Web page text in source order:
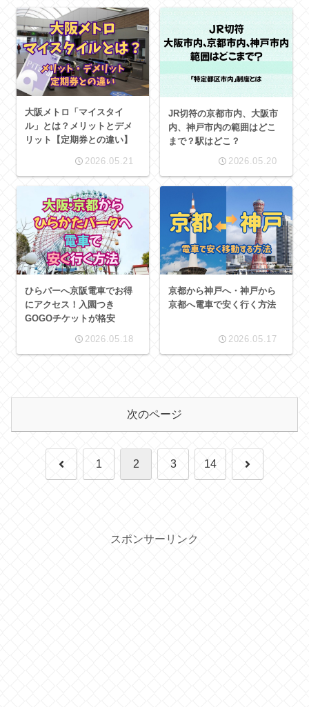
大阪メトロ「マイスタイ
ル」とは？メリットとデメ
リット【定期券との違い】
2026.05.21
JR切符の京都市内、大阪市
内、神戸市内の範囲はどこ
まで？駅はどこ？
2026.05.20
ひらパーへ京阪電車でお得
にアクセス！入園つき
GOGOチケットが格安
2026.05.18
京都から神戸へ・神戸から
京都へ電車で安く行く方法
2026.05.17
次のページ
前 1 2 3 14 次
スポンサーリンク